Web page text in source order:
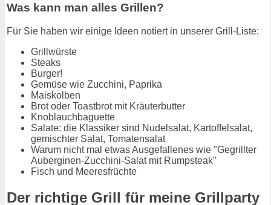
Was kann man alles Grillen?
Für Sie haben wir einige Ideen notiert in unserer Grill-Liste:
Grillwürste
Steaks
Burger!
Gemüse wie Zucchini, Paprika
Maiskolben
Brot oder Toastbrot mit Kräuterbutter
Knoblauchbaguette
Salate: die Klassiker sind Nudelsalat, Kartoffelsalat,
gemischter Salat, Tomatensalat
Warum nicht mal etwas Ausgefallenes wie "Gegrillter
Auberginen-Zucchini-Salat mit Rumpsteak"
Fisch und Meeresfrüchte
Der richtige Grill für meine Grillparty